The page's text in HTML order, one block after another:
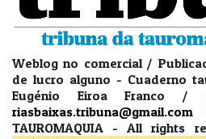
Weblog no comercial /
de lucro alguno - Cuaderno
Eugénio Eiroa Franco /
riasbaixas.tribuna@gmail.com
TAUROMAQUIA -All rights